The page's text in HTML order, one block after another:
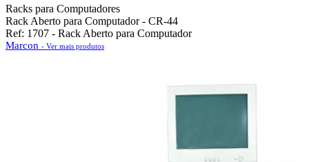
Racks para Computadores
Rack Aberto para Computador - CR-44
Ref: 1707 - Rack Aberto para Computador
Marcon - Ver mais produtos